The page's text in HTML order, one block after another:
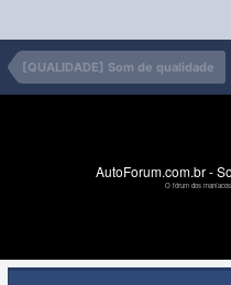
[QUALIDADE] Som de qualidade
AutoForum.com.br -
O fórum dos